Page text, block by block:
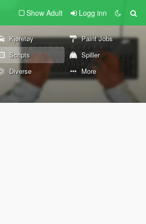
Show Adult Logg inn
Kjøretøy
Paint Jobs
Scripts
Spiller
Diverse More